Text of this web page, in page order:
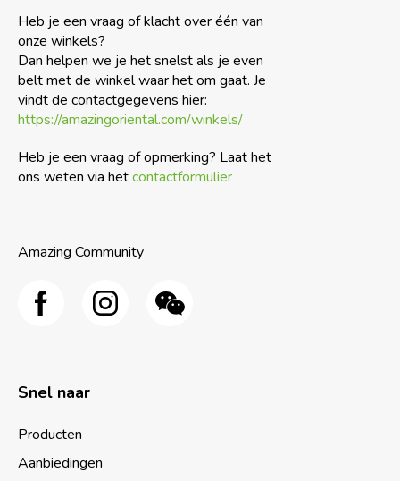
Heb je een vraag of klacht over één van
onze winkels?
Dan helpen we je het snelst als je even
belt met de winkel waar het om gaat. Je
vindt de contactgegevens hier:
https://amazingoriental.com/winkels/
Heb je een vraag of opmerking? Laat het
ons weten via hetcontactformulier
Amazing Community
Snel naar
Producten
Aanbiedingen